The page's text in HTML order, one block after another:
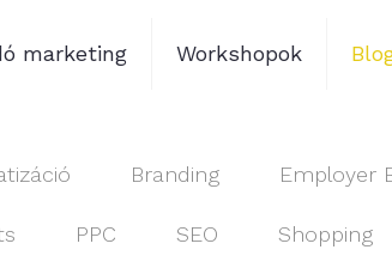
marketing Workshopok
Branding Employer
PPC SEO Shopping